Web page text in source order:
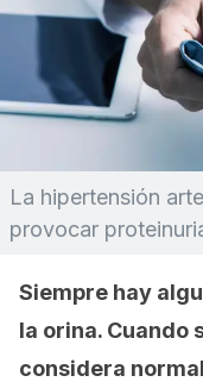
La hipertensión
provocar
Siempre hay
la orina. Cuando
considera normal